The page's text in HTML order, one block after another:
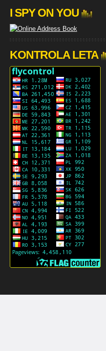
I SPY ON YOU
KONTROLA LETA